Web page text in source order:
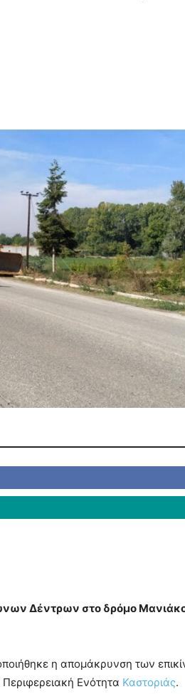
Δέντρων στο δρόμο
η απομάκρυνση των
Ενότητα Καστοριάς.